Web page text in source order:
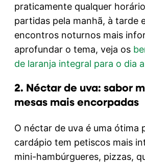
praticamente qualquer
partidas pela manhã, à tarde
encontros noturnos mais
aprofundar o tema, veja os
de laranja integral para o dia
2. Néctar de uva: sabor
mesas mais encorpadas
O néctar de uva é uma ótima
cardápio tem petiscos mais
mini-hambúrgueres, pizzas,